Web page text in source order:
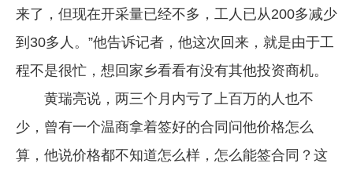
来了，但现在开采量已经不多，工人已从200多减少
到30多人。”他告诉记者，他这次回来，就是由于工
程不是很忙，想回家乡看看有没有其他投资商机。
黄瑞亮说，两三个月内亏了上百万的人也不
少，曾有一个温商拿着签好的合同问他价格怎么
算，他说价格都不知道怎么样，怎么能签合同？这